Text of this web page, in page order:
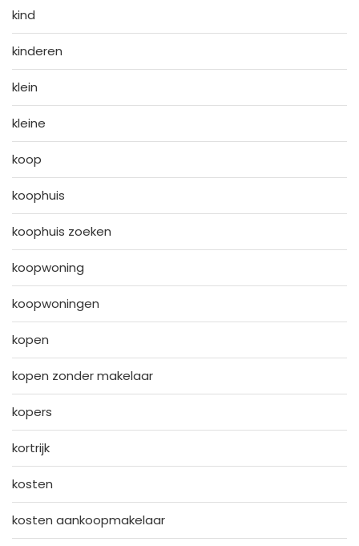
kind
kinderen
klein
kleine
koop
koophuis
koophuis zoeken
koopwoning
koopwoningen
kopen
kopen zonder makelaar
kopers
kortrijk
kosten
kosten aankoopmakelaar